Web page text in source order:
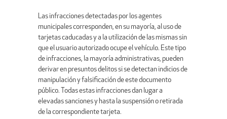
Las infracciones detectadas por los agentes
municipales corresponden, en su mayoría, al uso de
tarjetas caducadas y a la utilización de las mismas sin
que el usuario autorizado ocupe el vehículo. Este tipo
de infracciones, la mayoría administrativas, pueden
derivar en presuntos delitos si se detectan indicios de
manipulación y falsificación de este documento
público. Todas estas infracciones dan lugar a
elevadas sanciones y hasta la suspensión o retirada
de la correspondiente tarjeta.